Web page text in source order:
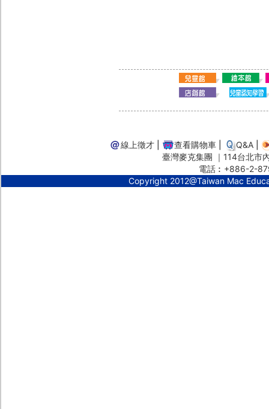
線上徵才 查看購物車 Q&A
臺灣麥克集團 ｜114台北
電話︰+886-2-
Copyright 2012@Taiwan Mac